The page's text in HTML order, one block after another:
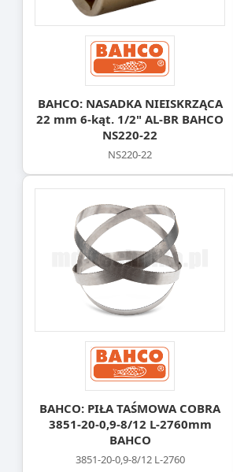
BAHCO: NASADKA NIEISKRZĄCA
22 mm 6-kąt. 1/2" AL-BR BAHCO
NS220-22
NS220-22
BAHCO: PIŁA TAŚMOWA COBRA
3851-20-0,9-8/12 L-2760mm
BAHCO
3851-20-0,9-8/12 L-2760